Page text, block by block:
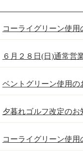
コーライグリーン使用
６月２８日(日)通常営
ベントグリーン使用の
夕暮れゴルフ改定のお
コーライグリーン使用